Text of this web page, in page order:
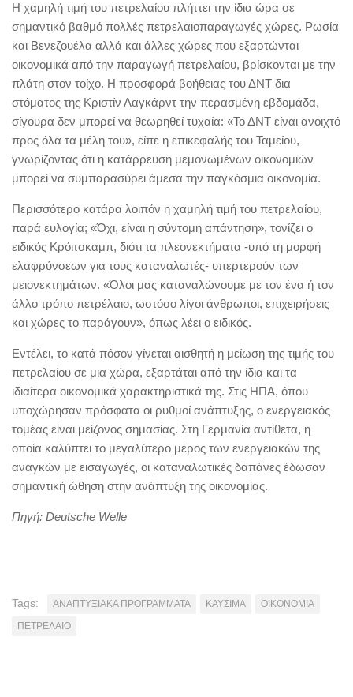
Η χαμηλή τιμή του πετρελαίου πλήττει την ίδια ώρα σε
σημαντικό βαθμό πολλές πετρελαιοπαραγωγές χώρες. Ρωσία
και Βενεζουέλα αλλά και άλλες χώρες που εξαρτώνται
οικονομικά από την παραγωγή πετρελαίου, βρίσκονται με την
πλάτη στον τοίχο. Η προσφορά βοήθειας του ΔΝΤ δια
στόματος της Κριστίν Λαγκάρντ την περασμένη εβδομάδα,
σίγουρα δεν μπορεί να θεωρηθεί τυχαία: «Το ΔΝΤ είναι ανοιχτό
προς όλα τα μέλη του», είπε η επικεφαλής του Ταμείου,
γνωρίζοντας ότι η κατάρρευση μεμονωμένων οικονομιών
μπορεί να συμπαρασύρει άμεσα την παγκόσμια οικονομία.
Περισσότερο κατάρα λοιπόν η χαμηλή τιμή του πετρελαίου,
παρά ευλογία; «Όχι, είναι η σύντομη απάντηση», τονίζει ο
ειδικός Κρόιτσκαμπ, διότι τα πλεονεκτήματα -υπό τη μορφή
ελαφρύνσεων για τους καταναλωτές- υπερτερούν των
μειονεκτημάτων. «Όλοι μας καταναλώνουμε με τον ένα ή τον
άλλο τρόπο πετρέλαιο, ωστόσο λίγοι άνθρωποι, επιχειρήσεις
και χώρες το παράγουν», όπως λέει ο ειδικός.
Εντέλει, το κατά πόσον γίνεται αισθητή η μείωση της τιμής του
πετρελαίου σε μια χώρα, εξαρτάται από την ίδια και τα
ιδιαίτερα οικονομικά χαρακτηριστικά της. Στις ΗΠΑ, όπου
υποχώρησαν πρόσφατα οι ρυθμοί ανάπτυξης, ο ενεργειακός
τομέας είναι μείζονος σημασίας. Στη Γερμανία αντίθετα, η
οποία καλύπτει το μεγαλύτερο μέρος των ενεργειακών της
αναγκών με εισαγωγές, οι καταναλωτικές δαπάνες έδωσαν
σημαντική ώθηση στην ανάπτυξη της οικονομίας.
Πηγή: Deutsche Welle
Tags: ΑΝΑΠΤΥΞΙΑΚΑ ΠΡΟΓΡΑΜΜΑΤΑ ΚΑΥΣΙΜΑ
ΟΙΚΟΝΟΜΙΑ
ΠΕΤΡΕΛΑΙΟ